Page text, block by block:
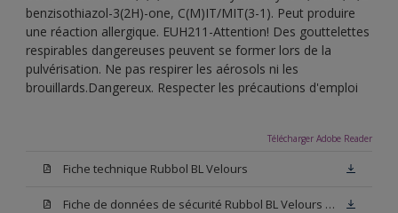
benzisothiazol-3(2H)-one, C(M)IT/MIT(3-1). Peut produire
une réaction allergique. EUH211-Attention! Des gouttelettes
respirables dangereuses peuvent se former lors de la
pulvérisation. Ne pas respirer les aérosols ni les
brouillards.Dangereux. Respecter les précautions d'emploi
Télécharger Adobe Reader
Fiche technique Rubbol BL Velours
Fiche de données de sécurité Rubbol BL Velours Base W05